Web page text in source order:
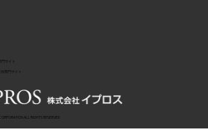
ALL RIGHTS RESERVED
門サイト
専門サイト